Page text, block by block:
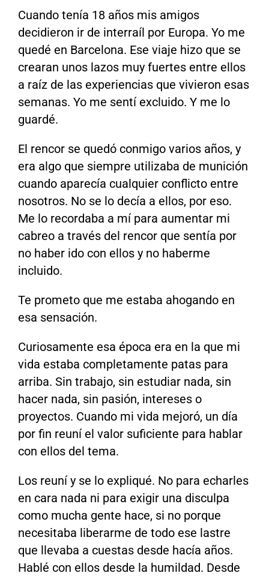
Cuando tenía 18 años mis amigos
decidieron ir de interraíl por Europa. Yo me
quedé en Barcelona. Ese viaje hizo que se
crearan unos lazos muy fuertes entre ellos
a raíz de las experiencias que vivieron esas
semanas. Yo me sentí excluido. Y me lo
guardé.
El rencor se quedó conmigo varios años, y
era algo que siempre utilizaba de munición
cuando aparecía cualquier conflicto entre
nosotros. No se lo decía a ellos, por eso.
Me lo recordaba a mí para aumentar mi
cabreo a través del rencor que sentía por
no haber ido con ellos y no haberme
incluido.
Te prometo que me estaba ahogando en
esa sensación.
Curiosamente esa época era en la que mi
vida estaba completamente patas para
arriba. Sin trabajo, sin estudiar nada, sin
hacer nada, sin pasión, intereses o
proyectos. Cuando mi vida mejoró, un día
por fin reuní el valor suficiente para hablar
con ellos del tema.
Los reuní y se lo expliqué. No para echarles
en cara nada ni para exigir una disculpa
como mucha gente hace, si no porque
necesitaba liberarme de todo ese lastre
que llevaba a cuestas desde hacía años.
Hablé con ellos desde la humildad. Desde